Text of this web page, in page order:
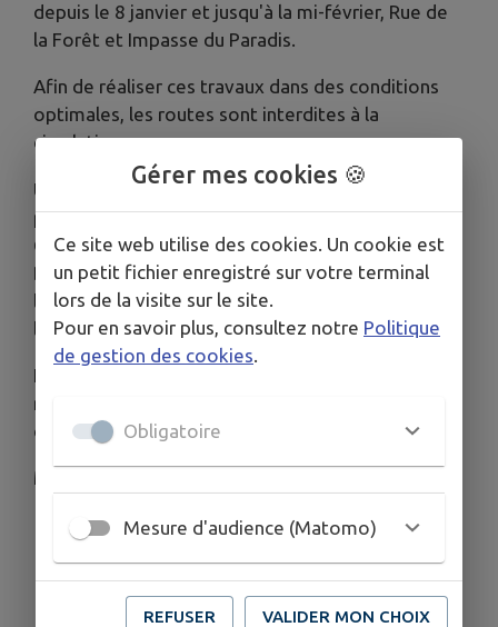
depuis le 8 janvier et jusqu'à la mi-février, Rue de
la Forêt et Impasse du Paradis.
Afin de réaliser ces travaux dans des conditions
optimales, les routes sont interdites à la
circulation.
Une déviation est mise en place en fonction du
plan de circulation suivant : la Folie, les Quatre
Chemins de l'Oie (Sainte Florence), le Coût, la
Brossière (Vendrennes), la Glacière (Saint Fulgent),
le Coudray, le Guérinet (Saint André Goule d'Oie),
la Gandouinière, Bellevue (Chauché).
L'emprunt des chemins agricoles est de la
responsabilité de chacun. Il est nécessaire
d'adapter sa conduite à l'état de la voirie.
Merci pour votre compréhension.
Télécharger la pièce jointe
Gérer mes cookies 🍪
Ce site web utilise des cookies. Un cookie est
un petit fichier enregistré sur votre terminal
lors de la visite sur le site.
Pour en savoir plus, consultez notre Politique
de gestion des cookies
Obligatoire
Mesure d'audience (Matomo)
REFUSER VALIDER MON CHOIX